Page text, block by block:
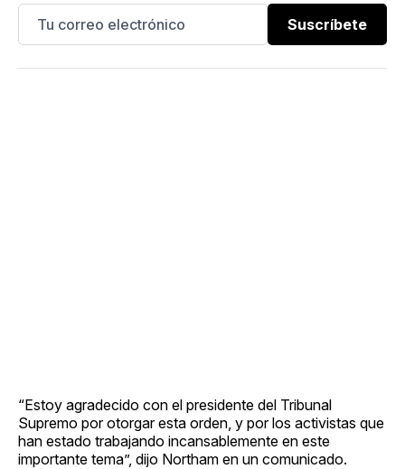
Suscríbete
“Estoy agradecido con el presidente del Tribunal
Supremo por otorgar esta orden, y por los activistas que
han estado trabajando incansablemente en este
importante tema”, dijo Northam en un comunicado.